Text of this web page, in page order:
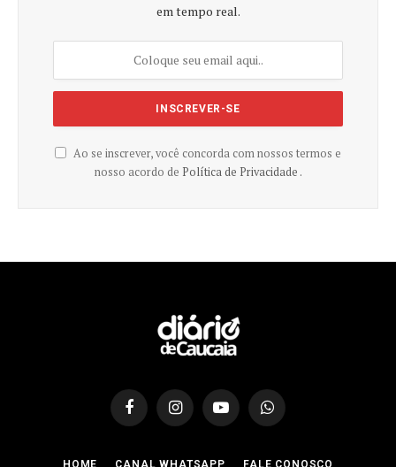
em tempo real.
Ao se inscrever, você concorda com nossos termos e
nosso acordo de Política de Privacidade .
FacebookInstagramYouTubeWhatsApp
HOME CANAL WHATSAPP FALE CONOSCO